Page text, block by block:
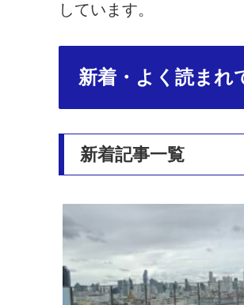
しています。
新着・よく読まれ
新着記事一覧